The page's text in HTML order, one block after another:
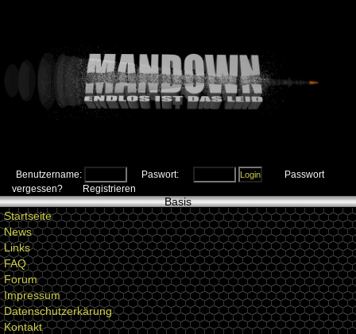
Benutzername: Paswort:
Passwort
vergessen?
Registrieren
Basis
Startseite
News
Links
FAQ
Forum
Impressum
Datenschutzerkärung
Kontakt